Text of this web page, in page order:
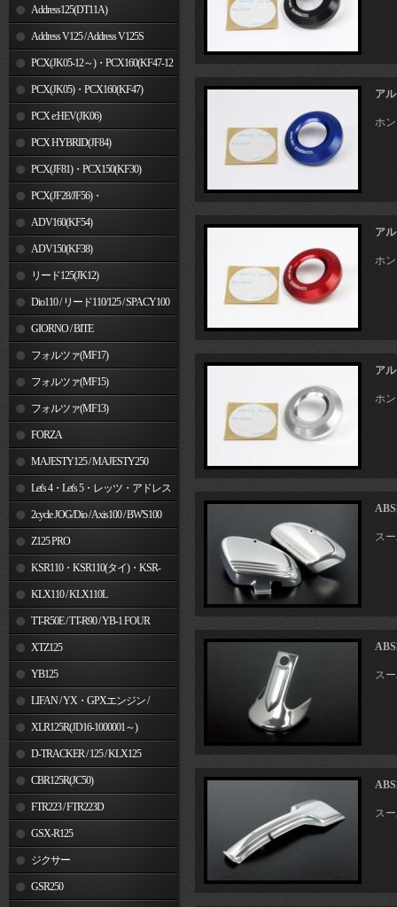
Address125(DT11A)
Address V125 / Address V125S
PCX(JK05-12～)・PCX160(KF47-12
～) PCX(JK05)・PCX160(KF47)
PCX e:HEV(JK06)
PCX HYBRID(JF84)
PCX(JF81)・PCX150(KF30)
PCX(JF28/JF56)・
PCX150(KF12/KF18)
ADV160(KF54)
ADV150(KF38)
リード125(JK12)
Dio110 / リード110/125 / SPACY100
GIORNO / BITE
フォルツァ(MF17)
フォルツァ(MF15)
フォルツァ(MF13)
FORZA
MAJESTY125 / MAJESTY250
Let's 4・Let's 5・レッツ・アドレス
V50 2cycle JOG/Dio / Axis100 / BW'S100
Z125 PRO
KSR110・KSR110(タイ)・KSR-
I/II・KSR PRO
KLX110 / KLX110L
TT-R50E / TT-R90 / YB-1 FOUR
XTZ125
YB125
LIFAN / YX・GPXエンジン /
JinchengXLR125R(JD16-1000001～)
D-TRACKER / 125 / KLX125
CBR125R(JC50)
FTR223 / FTR223D
GSX-R125
ジクサー
GSR250
ア
ホ
ア
ホ
ア
ホ
ス
ス
ス